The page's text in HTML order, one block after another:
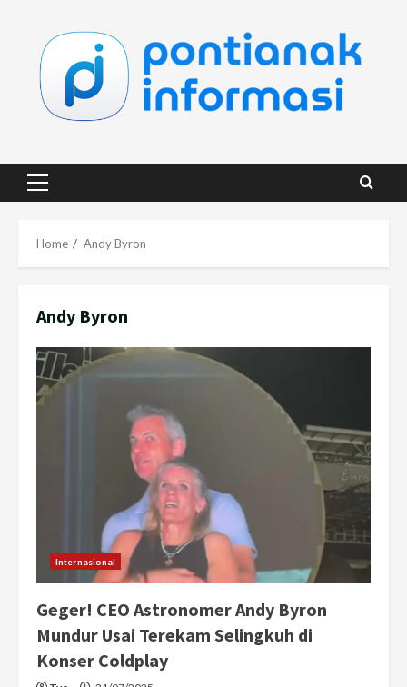
content
Primary
Home Andy Byron
Andy Byron
Internasional
Geger! CEO Astronomer Andy Byron
Mundur Usai Terekam Selingkuh di
Konser Coldplay